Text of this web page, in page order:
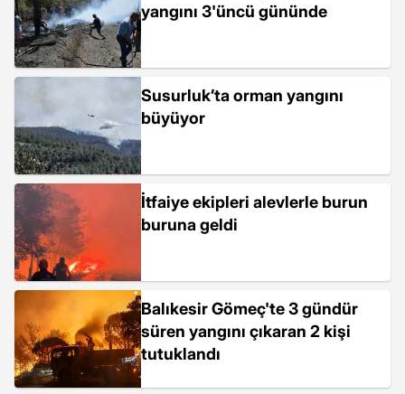
yangını 3'üncü gününde
Susurluk’ta orman yangını
büyüyor
İtfaiye ekipleri alevlerle burun
buruna geldi
Balıkesir Gömeç'te 3 gündür
süren yangını çıkaran 2 kişi
tutuklandı